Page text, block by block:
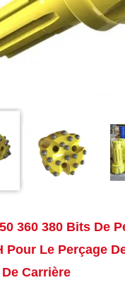
360 380 Bits De
Pour Le Perçage
Carrière